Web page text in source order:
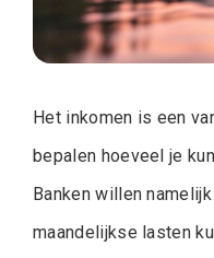
Het inkomen is een
bepalen hoeveel je
Banken willen
maandelijkse lasten